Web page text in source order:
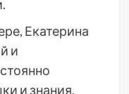
Екатерина
и
и знания,